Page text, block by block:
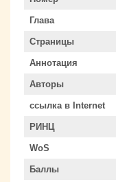
Глава
Страницы
Аннотация
Авторы
ссылка в Internet
РИНЦ
WoS
Баллы